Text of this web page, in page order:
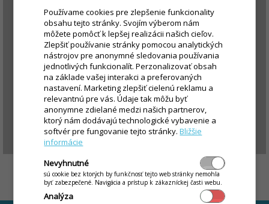
by Stanislav Javorský
Používame cookies pre zlepšenie funkcionality
obsahu tejto stránky. Svojím výberom nám
môžete pomôcť k lepšej realizácii našich cieľov.
Zlepšiť používanie stránky pomocou analytických
nástrojov pre anonymné sledovania používania
jednotlivých funkcionalít. Perzonalizovať obsah
na základe vašej interakci a preferovaných
nastavení. Marketing zlepšiť cielenú reklamu a
relevantnú pre vás. Údaje tak môžu byť
anonymne zdielané medzi našich partnerov,
ktorý nám dodávajú technologické vybavenie a
softvér pre fungovanie tejto stránky.Bližšie
informácie
Nevyhnutné
sú cookie bez ktorých by funkčnosť tejto web stránky nemohla
byť zabezpečené. Navigácia a prístup k zákazníckej časti webu.
Analýza